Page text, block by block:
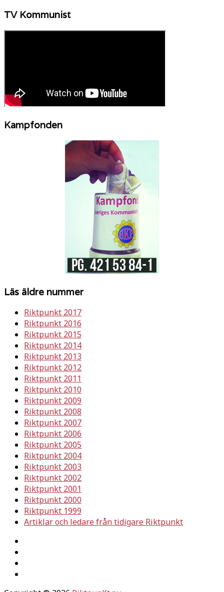
TV Kommunist
Kampfonden
Läs äldre nummer
Riktpunkt 2017
Riktpunkt 2016
Riktpunkt 2015
Riktpunkt 2014
Riktpunkt 2013
Riktpunkt 2012
Riktpunkt 2011
Riktpunkt 2010
Riktpunkt 2009
Riktpunkt 2008
Riktpunkt 2007
Riktpunkt 2006
Riktpunkt 2005
Riktpunkt 2004
Riktpunkt 2003
Riktpunkt 2002
Riktpunkt 2001
Riktpunkt 2000
Riktpunkt 1999
Artiklar och ledare från tidigare Riktpunkt